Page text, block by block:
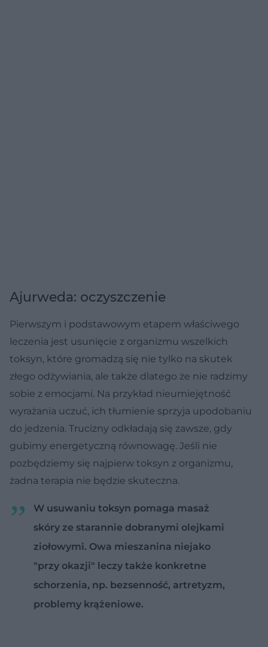
Ajurweda: oczyszczenie
Pierwszym i podstawowym etapem właściwego
leczenia jest usunięcie z organizmu wszelkich
toksyn, które gromadzą się nie tylko na skutek
złego odżywiania, ale także dlatego że nie radzimy
sobie z emocjami. Na przykład nieumiejętność
wyrażania uczuć, ich tłumienie sprzyja upodobaniu
do jedzenia. Trucizny odkładają się zawsze, gdy
gubimy energetyczną równowagę. Jeśli nie
pozbędziemy się najpierw toksyn z organizmu,
żadna terapia nie będzie skuteczna.
W usuwaniu toksyn pomaga masaż
skóry ze starannie dobranymi olejkami
ziołowymi. Owa mieszanina niejako
"przy okazji" leczy także konkretne
schorzenia, np. bezsenność, artretyzm,
problemy krążeniowe.